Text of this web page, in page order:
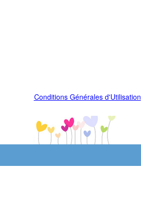
Conditions Générales d'Utilisation